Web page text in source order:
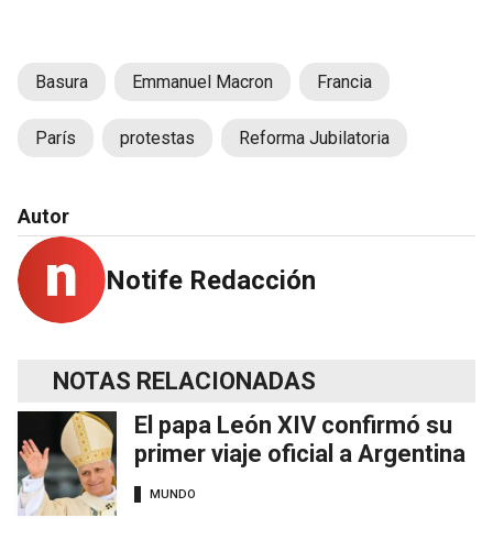
Basura Emmanuel Macron Francia
París protestas Reforma Jubilatoria
Autor
Notife Redacción
NOTAS RELACIONADAS
El papa León XIV confirmó su
primer viaje oficial a Argentina
MUNDO